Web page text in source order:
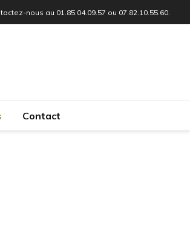
nous au 01.85.04.09.57 ou 07.82.10.55.60.
Contact